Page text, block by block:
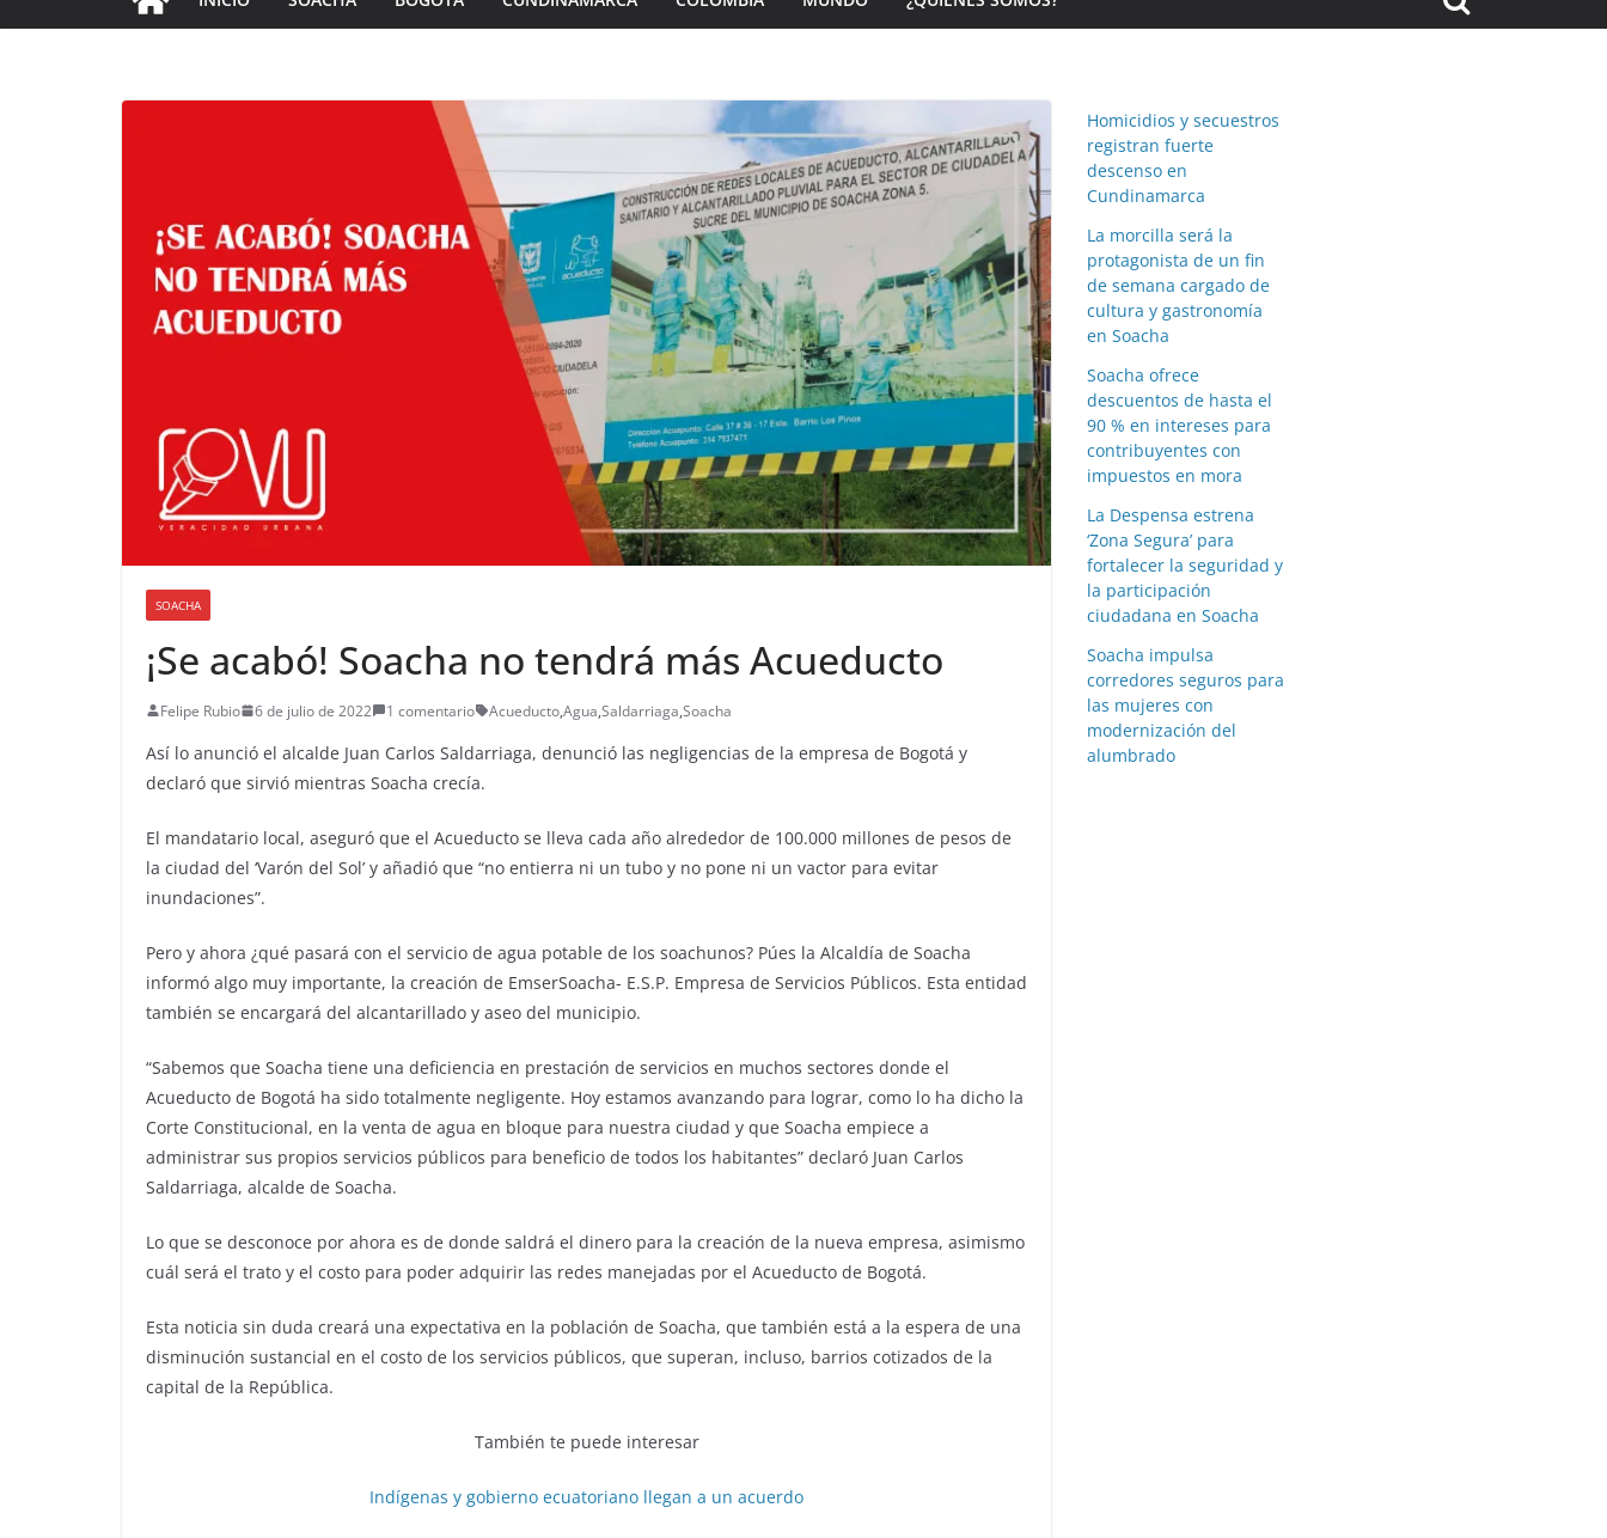
SOACHA
¡Se acabó! Soacha no tendrá más Acueducto
Felipe Rubio 6 de julio de 2022 1 comentario Acueducto,Agua,Saldarriaga,Soacha
Así lo anunció el alcalde Juan Carlos Saldarriaga, denunció las negligencias de la empresa de Bogotá y
declaró que sirvió mientras Soacha crecía.
El mandatario local, aseguró que el Acueducto se lleva cada año alrededor de 100.000 millones de pesos de
la ciudad del ‘Varón del Sol’ y añadió que “no entierra ni un tubo y no pone ni un vactor para evitar
inundaciones”.
Pero y ahora ¿qué pasará con el servicio de agua potable de los soachunos? Púes la Alcaldía de Soacha
informó algo muy importante, la creación de EmserSoacha- E.S.P. Empresa de Servicios Públicos. Esta entidad
también se encargará del alcantarillado y aseo del municipio.
“Sabemos que Soacha tiene una deficiencia en prestación de servicios en muchos sectores donde el
Acueducto de Bogotá ha sido totalmente negligente. Hoy estamos avanzando para lograr, como lo ha dicho la
Corte Constitucional, en la venta de agua en bloque para nuestra ciudad y que Soacha empiece a
administrar sus propios servicios públicos para beneficio de todos los habitantes” declaró Juan Carlos
Saldarriaga, alcalde de Soacha.
Lo que se desconoce por ahora es de donde saldrá el dinero para la creación de la nueva empresa, asimismo
cuál será el trato y el costo para poder adquirir las redes manejadas por el Acueducto de Bogotá.
Esta noticia sin duda creará una expectativa en la población de Soacha, que también está a la espera de una
disminución sustancial en el costo de los servicios públicos, que superan, incluso, barrios cotizados de la
capital de la República.
También te puede interesar
Indígenas y gobierno ecuatoriano llegan a un acuerdo
Homicidios y secuestros
registran fuerte
descenso en
Cundinamarca
La morcilla será la
protagonista de un fin
de semana cargado de
cultura y gastronomía
en Soacha
Soacha ofrece
descuentos de hasta el
90 % en intereses para
contribuyentes con
impuestos en mora
La Despensa estrena
‘Zona Segura’ para
fortalecer la seguridad y
la participación
ciudadana en Soacha
Soacha impulsa
corredores seguros para
las mujeres con
modernización del
alumbrado